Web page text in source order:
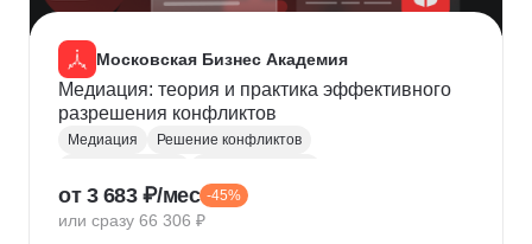
Московская Бизнес Академия
Медиация: теория и практика эффективного
разрешения конфликтов
Медиация
Решение конфликтов
Юридические аспекты бизнеса
Юридическая психология
от 3 683 ₽/мес -45%
или сразу 66 306 ₽